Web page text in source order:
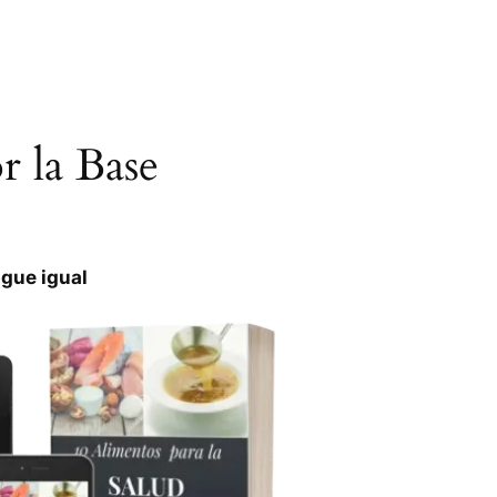
la Base
igual